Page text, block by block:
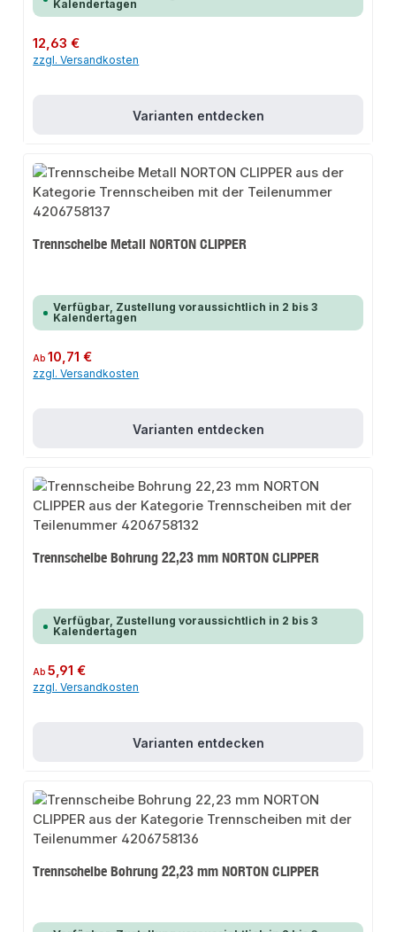
Kalendertagen
Regulärer Preis:
12,63 €
zzgl. Versandkosten
Varianten entdecken
Trennscheibe Metall NORTON CLIPPER
Verfügbar, Zustellung voraussichtlich in 2 bis 3
Kalendertagen
Regulärer Preis:
Ab10,71 €
zzgl. Versandkosten
Varianten entdecken
Trennscheibe Bohrung 22,23 mm NORTON CLIPPER
Verfügbar, Zustellung voraussichtlich in 2 bis 3
Kalendertagen
Regulärer Preis:
Ab5,91 €
zzgl. Versandkosten
Varianten entdecken
Trennscheibe Bohrung 22,23 mm NORTON CLIPPER